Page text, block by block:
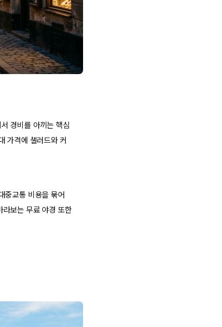
경비를 아끼는 핵심
가격에 샐러드와 커
중교통 비용을 묶어
보는 무료 야경 또한